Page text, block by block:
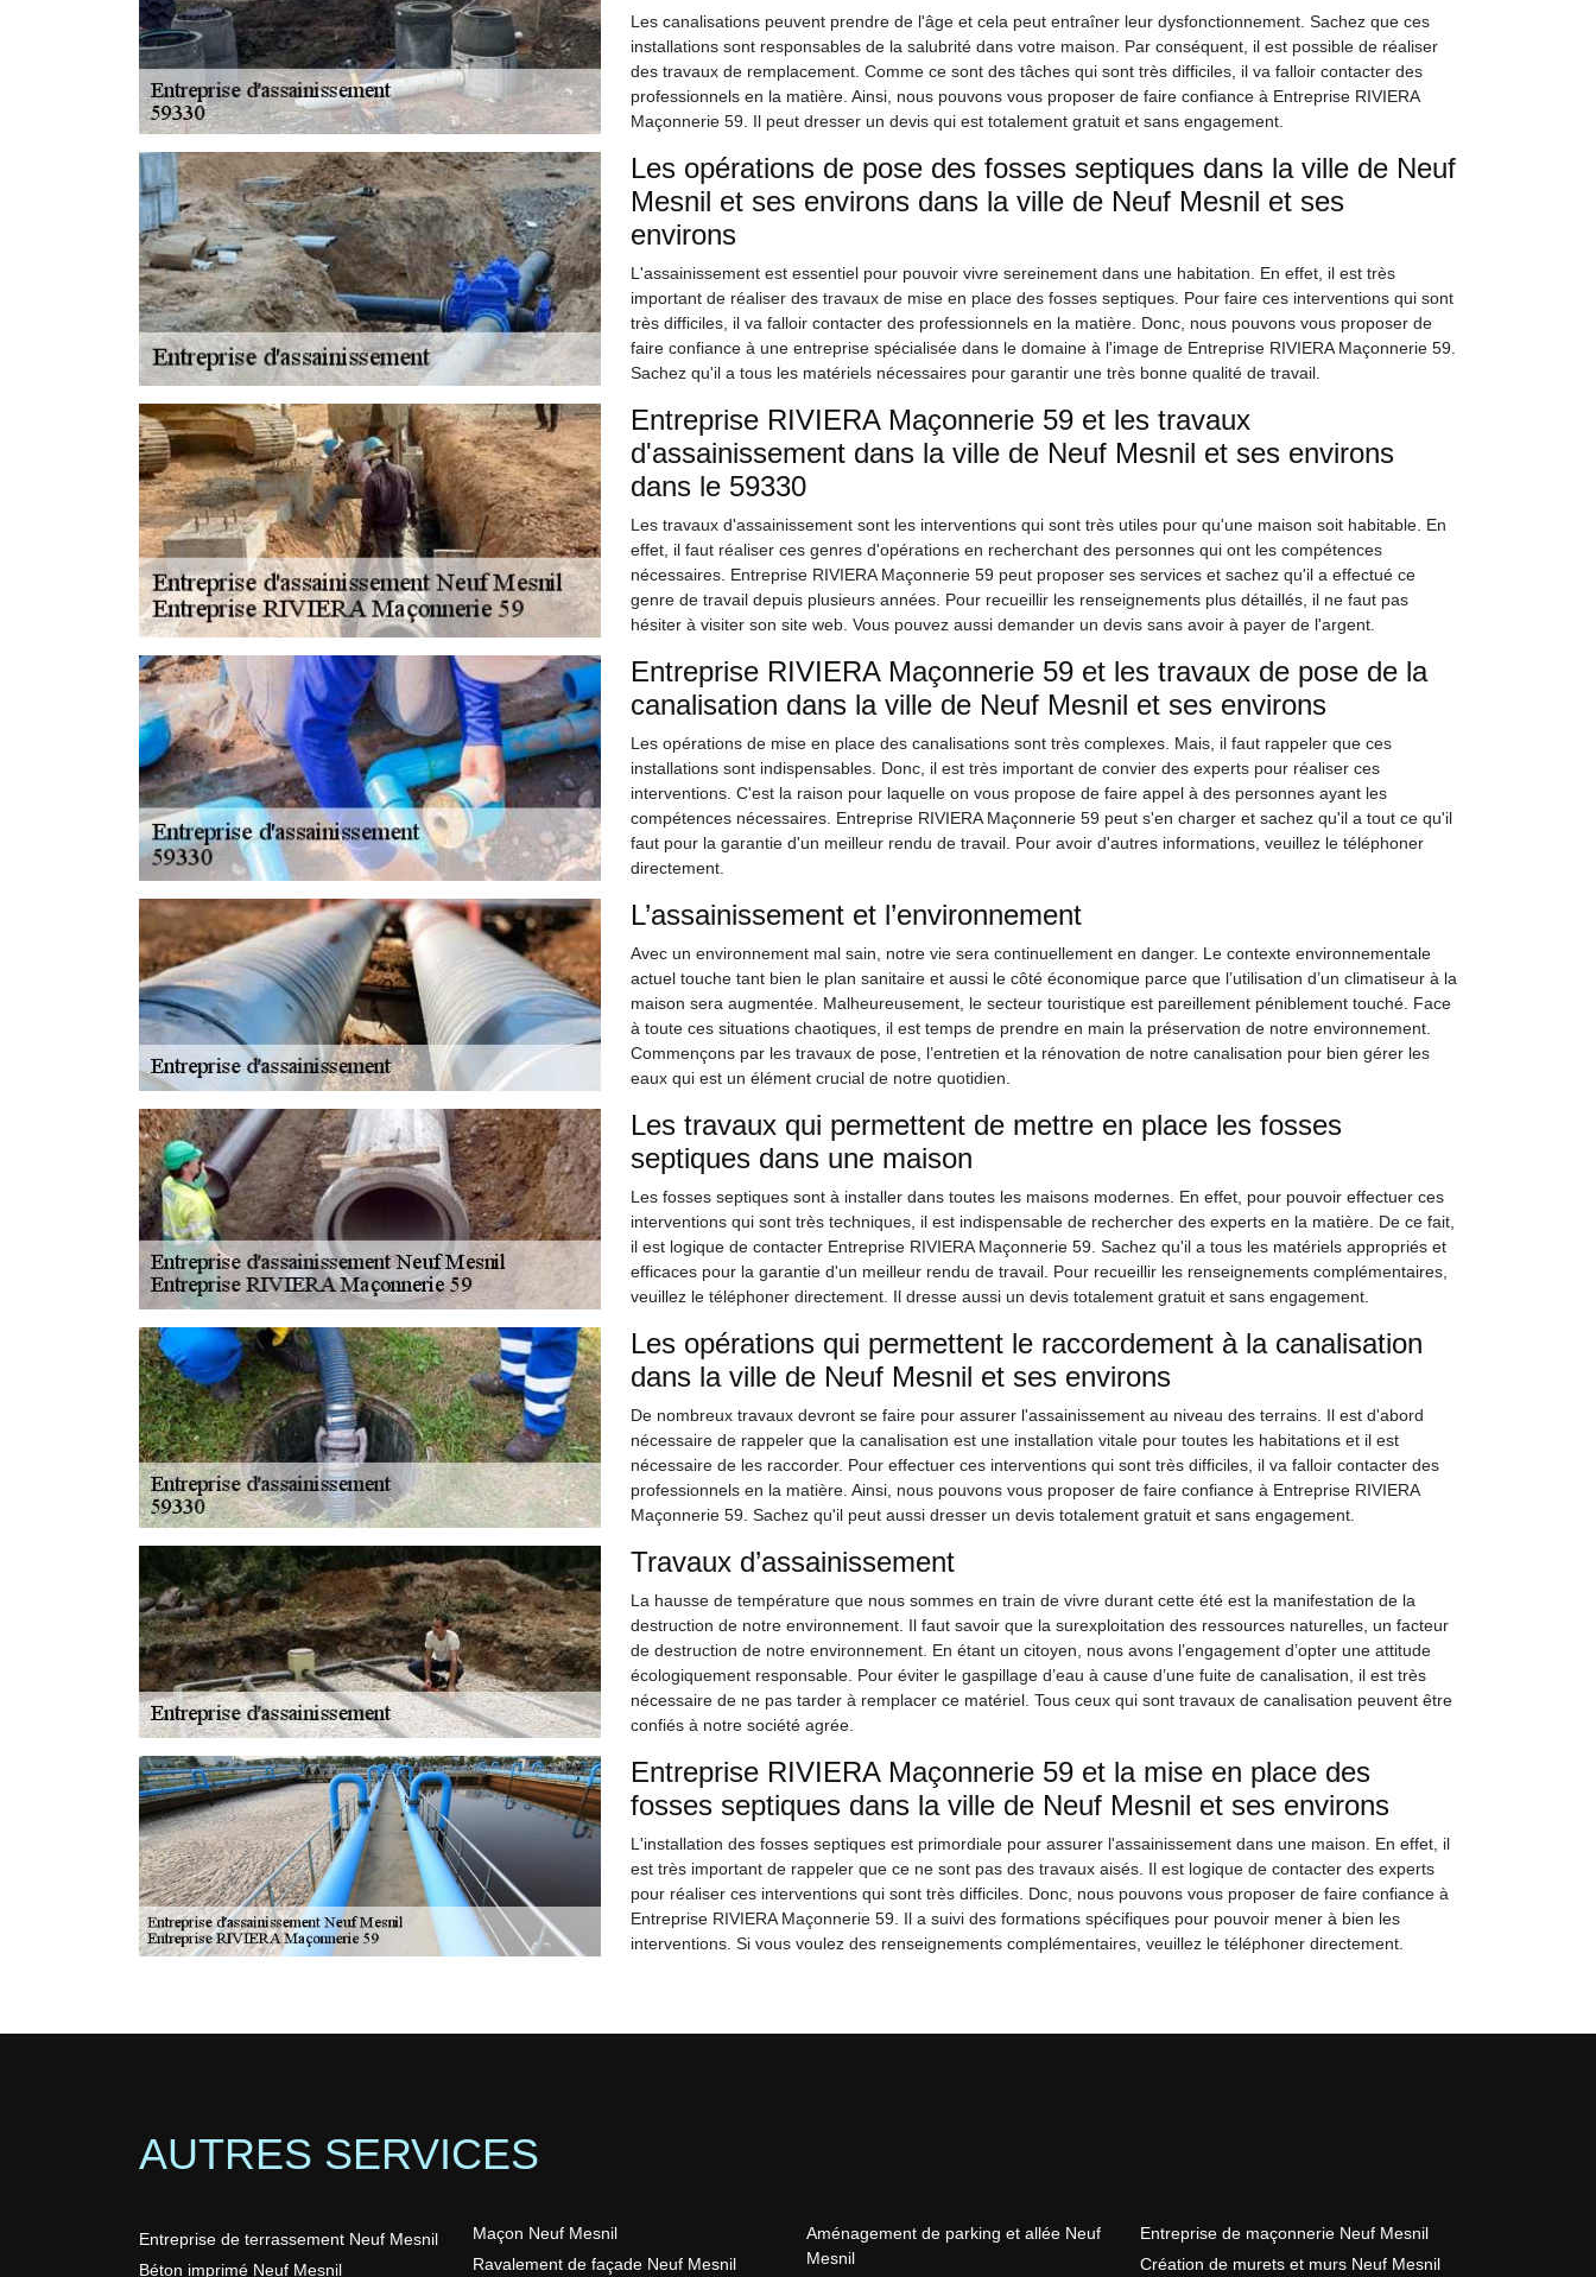
Les canalisations peuvent prendre de l'âge et cela peut entraîner leur dysfonctionnement. Sachez que ces
installations sont responsables de la salubrité dans votre maison. Par conséquent, il est possible de réaliser
des travaux de remplacement. Comme ce sont des tâches qui sont très difficiles, il va falloir contacter des
professionnels en la matière. Ainsi, nous pouvons vous proposer de faire confiance à Entreprise RIVIERA
Maçonnerie 59. Il peut dresser un devis qui est totalement gratuit et sans engagement.
Les opérations de pose des fosses septiques dans la ville de Neuf
Mesnil et ses environs dans la ville de Neuf Mesnil et ses
environs
L'assainissement est essentiel pour pouvoir vivre sereinement dans une habitation. En effet, il est très
important de réaliser des travaux de mise en place des fosses septiques. Pour faire ces interventions qui sont
très difficiles, il va falloir contacter des professionnels en la matière. Donc, nous pouvons vous proposer de
faire confiance à une entreprise spécialisée dans le domaine à l'image de Entreprise RIVIERA Maçonnerie 59.
Sachez qu'il a tous les matériels nécessaires pour garantir une très bonne qualité de travail.
Entreprise RIVIERA Maçonnerie 59 et les travaux
d'assainissement dans la ville de Neuf Mesnil et ses environs
dans le 59330
Les travaux d'assainissement sont les interventions qui sont très utiles pour qu'une maison soit habitable. En
effet, il faut réaliser ces genres d'opérations en recherchant des personnes qui ont les compétences
nécessaires. Entreprise RIVIERA Maçonnerie 59 peut proposer ses services et sachez qu'il a effectué ce
genre de travail depuis plusieurs années. Pour recueillir les renseignements plus détaillés, il ne faut pas
hésiter à visiter son site web. Vous pouvez aussi demander un devis sans avoir à payer de l'argent.
Entreprise RIVIERA Maçonnerie 59 et les travaux de pose de la
canalisation dans la ville de Neuf Mesnil et ses environs
Les opérations de mise en place des canalisations sont très complexes. Mais, il faut rappeler que ces
installations sont indispensables. Donc, il est très important de convier des experts pour réaliser ces
interventions. C'est la raison pour laquelle on vous propose de faire appel à des personnes ayant les
compétences nécessaires. Entreprise RIVIERA Maçonnerie 59 peut s'en charger et sachez qu'il a tout ce qu'il
faut pour la garantie d'un meilleur rendu de travail. Pour avoir d'autres informations, veuillez le téléphoner
directement.
L’assainissement et l’environnement
Avec un environnement mal sain, notre vie sera continuellement en danger. Le contexte environnementale
actuel touche tant bien le plan sanitaire et aussi le côté économique parce que l’utilisation d’un climatiseur à la
maison sera augmentée. Malheureusement, le secteur touristique est pareillement péniblement touché. Face
à toute ces situations chaotiques, il est temps de prendre en main la préservation de notre environnement.
Commençons par les travaux de pose, l’entretien et la rénovation de notre canalisation pour bien gérer les
eaux qui est un élément crucial de notre quotidien.
Les travaux qui permettent de mettre en place les fosses
septiques dans une maison
Les fosses septiques sont à installer dans toutes les maisons modernes. En effet, pour pouvoir effectuer ces
interventions qui sont très techniques, il est indispensable de rechercher des experts en la matière. De ce fait,
il est logique de contacter Entreprise RIVIERA Maçonnerie 59. Sachez qu'il a tous les matériels appropriés et
efficaces pour la garantie d'un meilleur rendu de travail. Pour recueillir les renseignements complémentaires,
veuillez le téléphoner directement. Il dresse aussi un devis totalement gratuit et sans engagement.
Les opérations qui permettent le raccordement à la canalisation
dans la ville de Neuf Mesnil et ses environs
De nombreux travaux devront se faire pour assurer l'assainissement au niveau des terrains. Il est d'abord
nécessaire de rappeler que la canalisation est une installation vitale pour toutes les habitations et il est
nécessaire de les raccorder. Pour effectuer ces interventions qui sont très difficiles, il va falloir contacter des
professionnels en la matière. Ainsi, nous pouvons vous proposer de faire confiance à Entreprise RIVIERA
Maçonnerie 59. Sachez qu'il peut aussi dresser un devis totalement gratuit et sans engagement.
Travaux d’assainissement
La hausse de température que nous sommes en train de vivre durant cette été est la manifestation de la
destruction de notre environnement. Il faut savoir que la surexploitation des ressources naturelles, un facteur
de destruction de notre environnement. En étant un citoyen, nous avons l’engagement d’opter une attitude
écologiquement responsable. Pour éviter le gaspillage d’eau à cause d’une fuite de canalisation, il est très
nécessaire de ne pas tarder à remplacer ce matériel. Tous ceux qui sont travaux de canalisation peuvent être
confiés à notre société agrée.
Entreprise RIVIERA Maçonnerie 59 et la mise en place des
fosses septiques dans la ville de Neuf Mesnil et ses environs
L'installation des fosses septiques est primordiale pour assurer l'assainissement dans une maison. En effet, il
est très important de rappeler que ce ne sont pas des travaux aisés. Il est logique de contacter des experts
pour réaliser ces interventions qui sont très difficiles. Donc, nous pouvons vous proposer de faire confiance à
Entreprise RIVIERA Maçonnerie 59. Il a suivi des formations spécifiques pour pouvoir mener à bien les
interventions. Si vous voulez des renseignements complémentaires, veuillez le téléphoner directement.
AUTRES SERVICES
Entreprise de terrassement Neuf Mesnil
Béton imprimé Neuf Mesnil
Maçon Neuf Mesnil
Ravalement de façade Neuf Mesnil
Aménagement de parking et allée Neuf
Mesnil
Entreprise de maçonnerie Neuf Mesnil
Création de murets et murs Neuf Mesnil